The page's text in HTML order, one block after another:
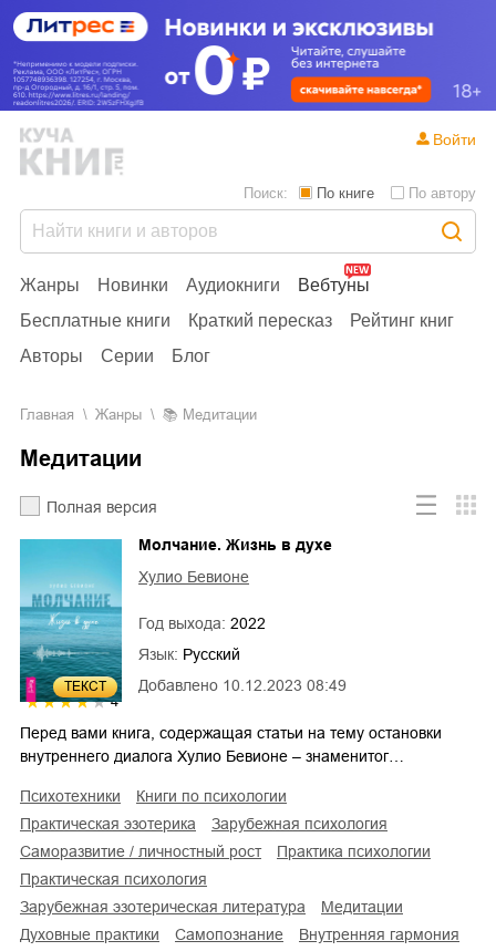
Жанры Новинки Аудиокниги
Вебтуны
Бесплатные книги
Краткий пересказ
Рейтинг книг
Авторы
Серии Блог
Поиск: По книге По автору
Войти
Главная Жанры Медитации
Медитации
Полная версия
ТЕКСТ
4
Добавлено 10.12.2023 08:49
Молчание. Жизнь в духе
Хулио Бевионе
Год выхода: 2022
Язык: Русский
Перед вами книга, содержащая статьи на тему остановки
внутреннего диалога Хулио Бевионе – знаменитог…
психотехники
книги по психологии
практическая эзотерика
зарубежная психология
саморазвитие / личностный рост
практика психологии
практическая психология
зарубежная эзотерическая литература
медитации
духовные практики
самопознание
внутренняя гармония